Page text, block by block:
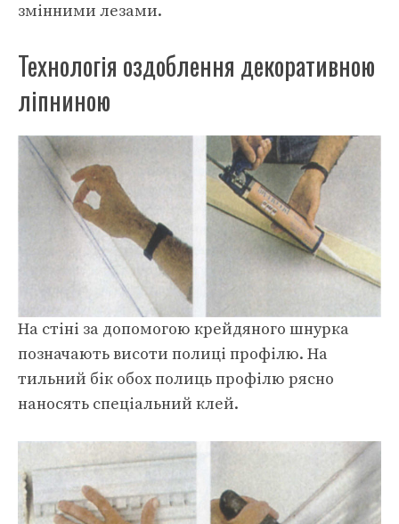
змінними лезами.
Технологія оздоблення декоративною
ліпниною
На стіні за допомогою крейдяного шнурка
позначають висоти полиці профілю. На
тильний бік обох полиць профілю рясно
наносять спеціальний клей.